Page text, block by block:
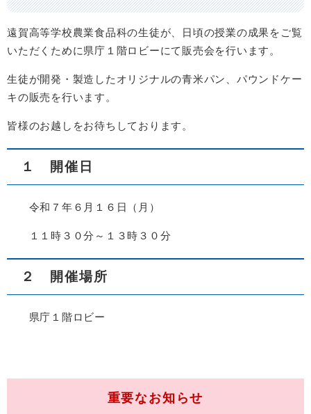
遠賀高等学校農業食品科の生徒が、日頃の授業の成果をご覧
いただくために県庁１階ロビーにて販売会を行います。
生徒が開発・製造したオリジナルの青米パン、パウンドケー
キの販売を行います。
皆様のお越しをお待ちしております。
１ 開催日
令和７年６月１６日（月）
１１時３０分～１３時３０分
２ 開催場所
県庁１階ロビー
重要なお知らせ